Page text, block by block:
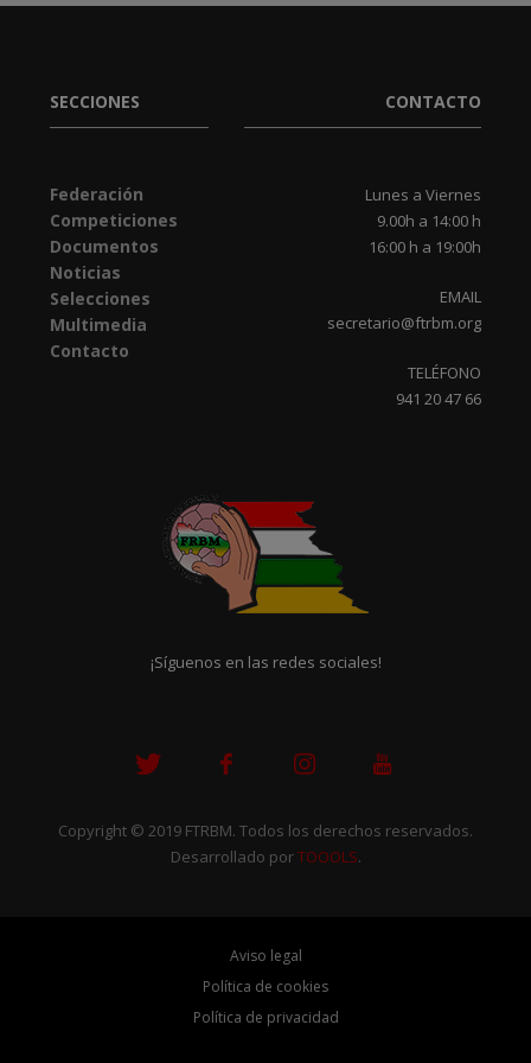
SECCIONES
Federación
Competiciones
Documentos
Noticias
Selecciones
Multimedia
Contacto
CONTACTO
Lunes a Viernes
9.00h a 14:00 h
16:00 h a 19:00h
EMAIL
secretario@ftrbm.org
TELÉFONO
941 20 47 66
¡Síguenos en las redes sociales!
Copyright © 2019 FTRBM. Todos los derechos reservados.
Desarrollado porTOOOLS.
Aviso legal
Política de cookies
Política de privacidad